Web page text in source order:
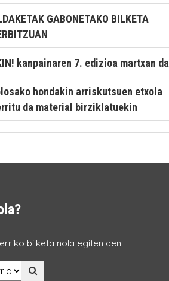
GABONETAKO BILKETA
kanpainaren 7. edizioa martxan da
hondakin arriskutsuen etxola
da material birziklatuekin
bilketa nola egiten den: